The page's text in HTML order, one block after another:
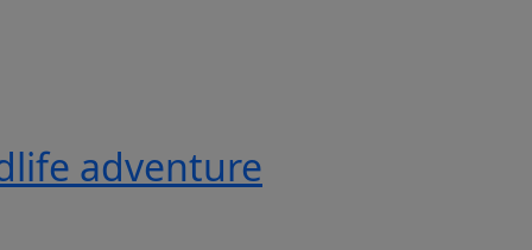
adventure